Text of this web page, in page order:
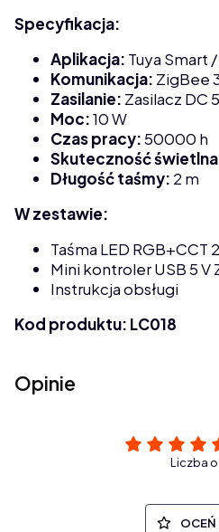
Specyfikacja:
Aplikacja: Tuya Smart
Komunikacja: ZigBee
Zasilanie: Zasilacz DC
Moc:10 W
Czas pracy:50000 h
Skuteczność
Długość taśmy: 2 m
W zestawie:
Taśma LED RGB+CCT
Mini kontroler USB 5 V
Instrukcja obsługi
Kod produktu: LC018
Opinie
Liczba
OCEŃ